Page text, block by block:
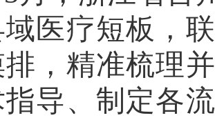
医疗短板，
，精准梳理
导、制定各